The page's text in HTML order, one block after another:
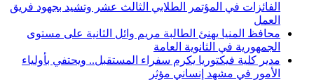
الفائزات في المؤتمر الطلابي الثالث عشر وتشيد بجهود فريق
العمل
محافظ المنيا يهنئ الطالبة مريم وائل الثانية على مستوى
الجمهورية في الثانوية العامة
مدير كلية فيكتوريا يكرم سفراء المستقبل.. ويحتفي بأولياء
الأمور في مشهد إنساني مؤثر